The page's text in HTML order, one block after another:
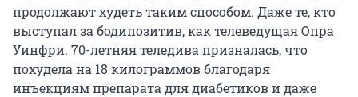
продолжают худеть таким способом. Даже те, кто
выступал за бодипозитив, как телеведущая Опра
Уинфри. 70-летняя теледива призналась, что
похудела на 18 килограммов благодаря
инъекциям препарата для диабетиков и даже